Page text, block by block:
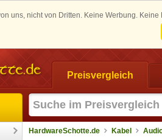
uns, nicht von Dritten. Keine Werbung. Keine
Preisvergleich
HardwareSchotte.de Kabel